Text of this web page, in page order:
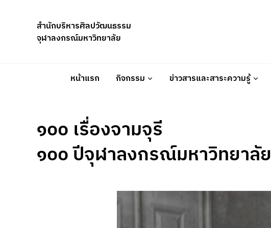
สำนักบริหารศิลปวัฒนธรรม
จุฬาลงกรณ์มหาวิทยาลัย
หน้าแรก กิจกรรม ข่าวสารและสาระความรู้
๑๐๐ เรื่องจามจุรี
๑๐๐ ปีจุฬาลงกรณ์มหาวิทยาลัย